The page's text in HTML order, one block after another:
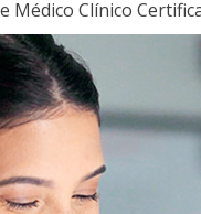
Clínico